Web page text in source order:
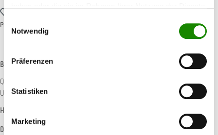
Notwendig
Präferenzen
Statistiken
Marketing
Produktnummer:
Beschreibung
Q.Silver ist ein kunstharzgebundenes Produkt mit halboffener Streuung. Die
Unterlage besteht aus einem flexiblen, imprägnier…
Hersteller-Informationen
Datenblätter